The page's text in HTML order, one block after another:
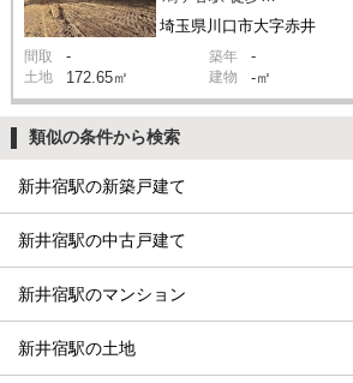
埼玉県川口市大字赤井
間取 - 築年 -
土地 172.65㎡ 建物 -㎡
類似の条件から検索
新井宿駅の新築戸建て
新井宿駅の中古戸建て
新井宿駅のマンション
新井宿駅の土地